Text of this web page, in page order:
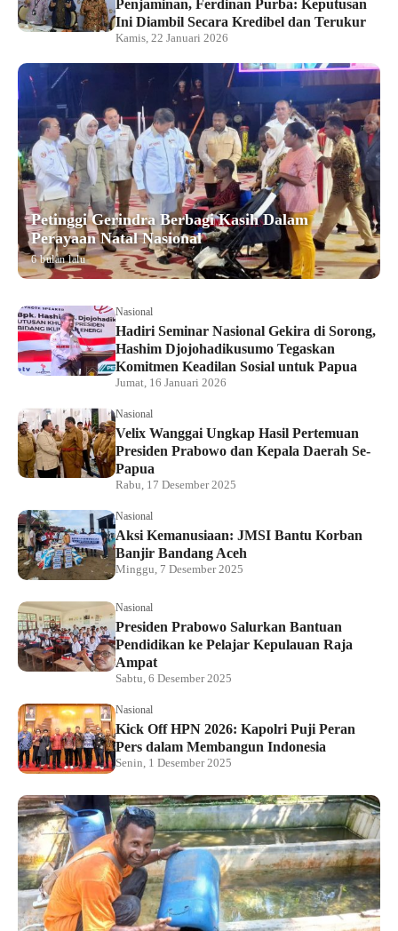
Penjaminan, Ferdinan Purba: Keputusan
Ini Diambil Secara Kredibel dan Terukur
Kamis, 22 Januari 2026
Petinggi Gerindra Berbagi Kasih Dalam
Perayaan Natal Nasional
6 bulan lalu
Nasional
Hadiri Seminar Nasional Gekira di Sorong,
Hashim Djojohadikusumo Tegaskan
Komitmen Keadilan Sosial untuk Papua
Jumat, 16 Januari 2026
Nasional
Velix Wanggai Ungkap Hasil Pertemuan
Presiden Prabowo dan Kepala Daerah Se-
Papua
Rabu, 17 Desember 2025
Nasional
Aksi Kemanusiaan: JMSI Bantu Korban
Banjir Bandang Aceh
Minggu, 7 Desember 2025
Nasional
Presiden Prabowo Salurkan Bantuan
Pendidikan ke Pelajar Kepulauan Raja
Ampat
Sabtu, 6 Desember 2025
Nasional
Kick Off HPN 2026: Kapolri Puji Peran
Pers dalam Membangun Indonesia
Senin, 1 Desember 2025